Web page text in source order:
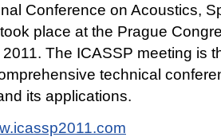
Conference on Acoustics,
place at the Prague
The ICASSP meeting is
technical
its applications.